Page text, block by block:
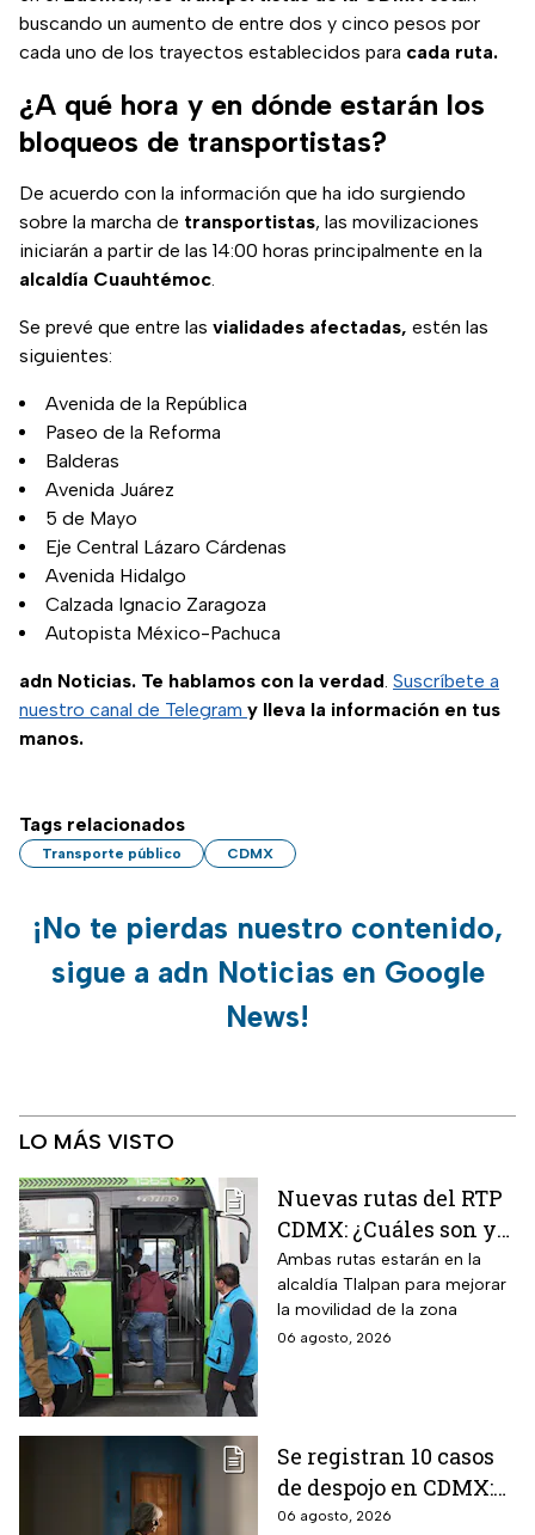
buscando un aumento de entre dos y cinco pesos por
cada uno de los trayectos establecidos para cada ruta.
¿A qué hora y en dónde estarán los
bloqueos de transportistas?
De acuerdo con la información que ha ido surgiendo
sobre la marcha de transportistas, las movilizaciones
iniciarán a partir de las 14:00 horas principalmente en la
alcaldía Cuauhtémoc.
Se prevé que entre las vialidades afectadas, estén las
siguientes:
Avenida de la República
Paseo de la Reforma
Balderas
Avenida Juárez
5 de Mayo
Eje Central Lázaro Cárdenas
Avenida Hidalgo
Calzada Ignacio Zaragoza
Autopista México-Pachuca
adn Noticias. Te hablamos con la verdad. Suscríbete a
nuestro canal de Telegram y lleva la información en tus
manos.
Tags relacionados
Transporte público CDMX
¡No te pierdas nuestro contenido,
sigue a adn Noticias en Google
News!
LO MÁS VISTO
Nuevas rutas del RTP
CDMX: ¿Cuáles son y
con qué estaciones
del Metrobús
conectan?
Ambas rutas estarán en la
alcaldía Tlalpan para mejorar
la movilidad de la zona
06 agosto, 2026
Se registran 10 casos
de despojo en CDMX:
adultos mayores son
06 agosto, 2026